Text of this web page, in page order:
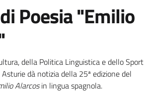
Poesia "Emilio
della Politica Linguistica e dello Sport
dà notizia della 25ª edizione del
Alarcosin lingua spagnola.